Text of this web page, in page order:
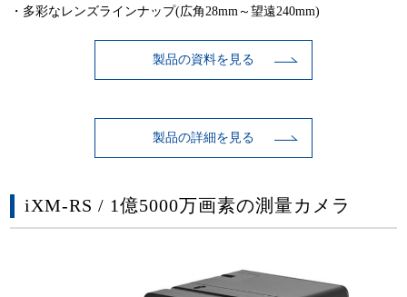
・多彩なレンズラインナップ(広角28mm～望遠240mm)
製品の資料を見る
製品の詳細を見る
iXM-RS / 1億5000万画素の測量カメラ